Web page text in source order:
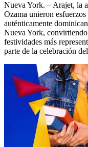
Nueva York. – Arajet, la
Ozama unieron
auténticamente
Nueva York, convirtiendo
festividades más
parte de la celebración